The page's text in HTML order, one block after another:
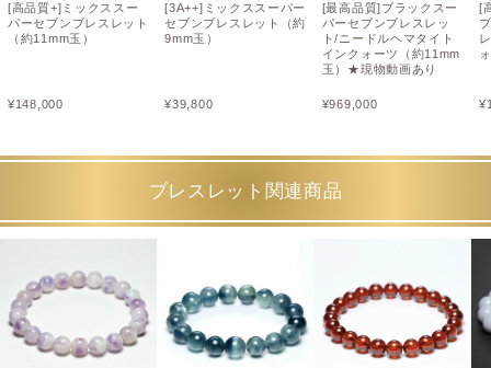
[高品質+]ミックススー
パーセブンブレスレット
（約11mm玉）
¥148,000
[3A++]ミックススーパー
セブンブレスレット（約
9mm玉）
¥39,800
[最高品質]ブラックスー
パーセブンブレスレッ
ト/ニードルヘマタイト
インクォーツ（約11mm
玉）★現物動画あり
¥969,000
[
¥
ブレスレット関連商品